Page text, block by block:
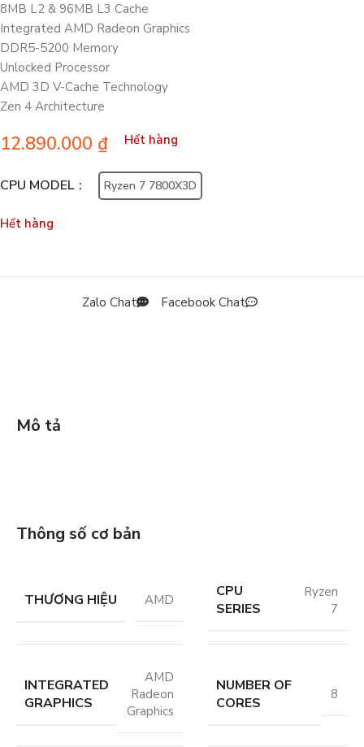
8MB L2 & 96MB L3 Cache
Integrated AMD Radeon Graphics
DDR5-5200 Memory
Unlocked Processor
AMD 3D V-Cache Technology
Zen 4 Architecture
12.890.000 ₫ Hết hàng
CPU MODEL Ryzen 7 7800X3D
Hết hàng
Zalo Chat Facebook Chat
Mô tả
Thông số cơ bản
THƯƠNG HIỆU AMD
CPU
SERIES
Ryzen
7
INTEGRATED
GRAPHICS
AMD
Radeon
Graphics
NUMBER OF
CORES
8